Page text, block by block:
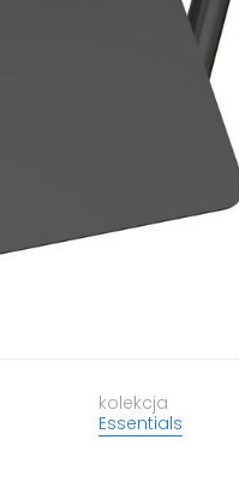
kolekcja
Essentials